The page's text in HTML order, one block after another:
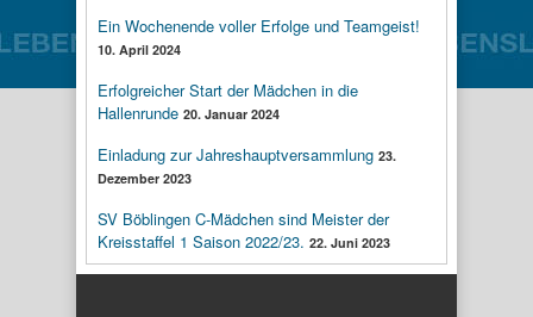
Ein Wochenende voller Erfolge und Teamgeist!
10. April 2024
Erfolgreicher Start der Mädchen in die
Hallenrunde 20. Januar 2024
Einladung zur Jahreshauptversammlung 23.
Dezember 2023
SV Böblingen C-Mädchen sind Meister der
Kreisstaffel 1 Saison 2022/23. 22. Juni 2023